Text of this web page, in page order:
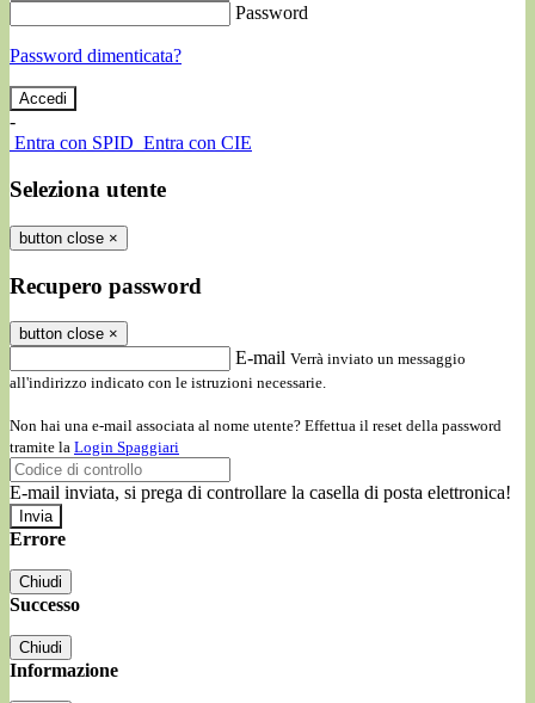
Password
Password dimenticata?
-
Entra con SPID Entra con CIE
Seleziona utente
button close ×
Recupero password
button close ×
E-mail Verrà inviato un messaggio
all'indirizzo indicato con le istruzioni necessarie.
Non hai una e-mail associata al nome utente? Effettua il reset della password
tramite la Login Spaggiari
E-mail inviata, si prega di controllare la casella di posta elettronica!
Errore
Chiudi
Successo
Chiudi
Informazione